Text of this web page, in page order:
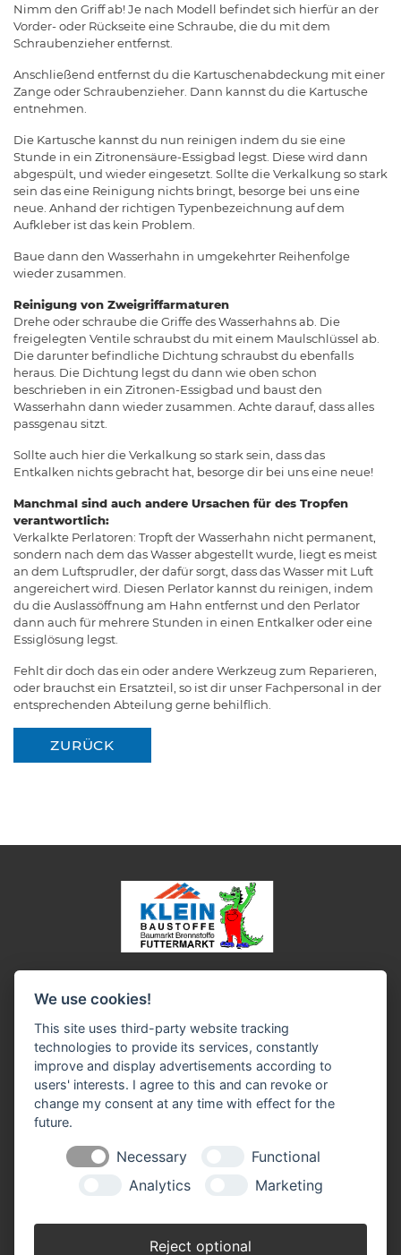
Nimm den Griff ab! Je nach Modell befindet sich hierfür an der
Vorder- oder Rückseite eine Schraube, die du mit dem
Schraubenzieher entfernst.
Anschließend entfernst du die Kartuschenabdeckung mit einer
Zange oder Schraubenzieher. Dann kannst du die Kartusche
entnehmen.
Die Kartusche kannst du nun reinigen indem du sie eine
Stunde in ein Zitronensäure-Essigbad legst. Diese wird dann
abgespült, und wieder eingesetzt. Sollte die Verkalkung so stark
sein das eine Reinigung nichts bringt, besorge bei uns eine
neue. Anhand der richtigen Typenbezeichnung auf dem
Aufkleber ist das kein Problem.
Baue dann den Wasserhahn in umgekehrter Reihenfolge
wieder zusammen.
Reinigung von Zweigriffarmaturen
Drehe oder schraube die Griffe des Wasserhahns ab. Die
freigelegten Ventile schraubst du mit einem Maulschlüssel ab.
Die darunter befindliche Dichtung schraubst du ebenfalls
heraus. Die Dichtung legst du dann wie oben schon
beschrieben in ein Zitronen-Essigbad und baust den
Wasserhahn dann wieder zusammen. Achte darauf, dass alles
passgenau sitzt.
Sollte auch hier die Verkalkung so stark sein, dass das
Entkalken nichts gebracht hat, besorge dir bei uns eine neue!
Manchmal sind auch andere Ursachen für des Tropfen
verantwortlich:
Verkalkte Perlatoren: Tropft der Wasserhahn nicht permanent,
sondern nach dem das Wasser abgestellt wurde, liegt es meist
an dem Luftsprudler, der dafür sorgt, dass das Wasser mit Luft
angereichert wird. Diesen Perlator kannst du reinigen, indem
du die Auslassöffnung am Hahn entfernst und den Perlator
dann auch für mehrere Stunden in einen Entkalker oder eine
Essiglösung legst.
Fehlt dir doch das ein oder andere Werkzeug zum Reparieren,
oder brauchst ein Ersatzteil, so ist dir unser Fachpersonal in der
entsprechenden Abteilung gerne behilflich.
ZURÜCK
Impressum Datenschutz Widerruf-Formular
Cookie-Einstellungen ändern
Baustoffe Werner Klein GmbH
In der Brückenwiese 9-13
53639 Königswinter-Oberpleis
Mail:info(at)baustoffe-klein.de
We use cookies!
This site uses third-party website tracking
technologies to provide its services, constantly
improve and display advertisements according to
users' interests. I agree to this and can revoke or
change my consent at any time with effect for the
future.
Necessary
Functional
Analytics
Marketing
Reject optional